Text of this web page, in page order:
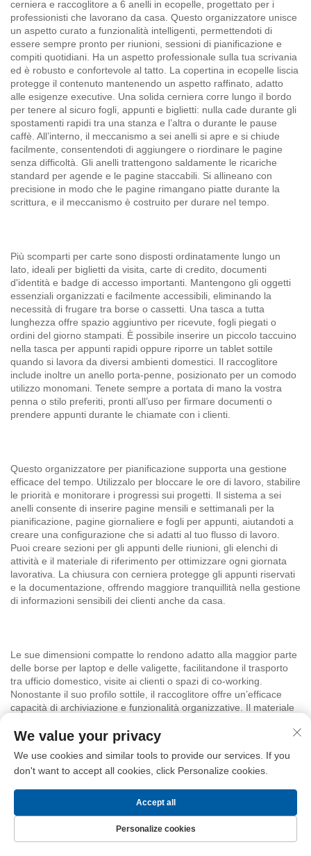
cerniera e raccoglitore a 6 anelli in ecopelle, progettato per i
professionisti che lavorano da casa. Questo organizzatore unisce
un aspetto curato a funzionalità intelligenti, permettendoti di
essere sempre pronto per riunioni, sessioni di pianificazione e
compiti quotidiani. Ha un aspetto professionale sulla tua scrivania
ed è robusto e confortevole al tatto. La copertina in ecopelle liscia
protegge il contenuto mantenendo un aspetto raffinato, adatto
alle esigenze executive. Una solida cerniera corre lungo il bordo
per tenere al sicuro fogli, appunti e biglietti: nulla cade durante gli
spostamenti rapidi tra una stanza e l’altra o durante le pause
caffè. All’interno, il meccanismo a sei anelli si apre e si chiude
facilmente, consentendoti di aggiungere o riordinare le pagine
senza difficoltà. Gli anelli trattengono saldamente le ricariche
standard per agende e le pagine staccabili. Si allineano con
precisione in modo che le pagine rimangano piatte durante la
scrittura, e il meccanismo è costruito per durare nel tempo.
Più scomparti per carte sono disposti ordinatamente lungo un
lato, ideali per biglietti da visita, carte di credito, documenti
d'identità e badge di accesso importanti. Mantengono gli oggetti
essenziali organizzati e facilmente accessibili, eliminando la
necessità di frugare tra borse o cassetti. Una tasca a tutta
lunghezza offre spazio aggiuntivo per ricevute, fogli piegati o
ordini del giorno stampati. È possibile inserire un piccolo taccuino
nella tasca per appunti rapidi oppure riporre un tablet sottile
quando si lavora da diversi ambienti domestici. Il raccoglitore
include inoltre un anello porta-penne, posizionato per un comodo
utilizzo monomani. Tenete sempre a portata di mano la vostra
penna o stilo preferiti, pronti all’uso per firmare documenti o
prendere appunti durante le chiamate con i clienti.
Questo organizzatore per pianificazione supporta una gestione
efficace del tempo. Utilizzalo per bloccare le ore di lavoro, stabilire
le priorità e monitorare i progressi sui progetti. Il sistema a sei
anelli consente di inserire pagine mensili e settimanali per la
pianificazione, pagine giornaliere e fogli per appunti, aiutandoti a
creare una configurazione che si adatti al tuo flusso di lavoro.
Puoi creare sezioni per gli appunti delle riunioni, gli elenchi di
attività e il materiale di riferimento per ottimizzare ogni giornata
lavorativa. La chiusura con cerniera protegge gli appunti riservati
e la documentazione, offrendo maggiore tranquillità nella gestione
di informazioni sensibili dei clienti anche da casa.
Le sue dimensioni compatte lo rendono adatto alla maggior parte
delle borse per laptop e delle valigette, facilitandone il trasporto
tra ufficio domestico, visite ai clienti o spazi di co-working.
Nonostante il suo profilo sottile, il raccoglitore offre un’efficace
capacità di archiviazione e funzionalità organizzative. Il materiale
panno umido; la manutenzione è semplice e priva di
complicazioni. Disponibile in tonalità neutre, il design si integra
armoniosamente con qualsiasi arredamento dell’ufficio domestico
e con l’abbigliamento professionale, senza attirare attenzioni
Il quaderno con cerniera Longgang Haha unisce forma e
We value your privacy
We use cookies and similar tools to provide our services. If you
don't want to accept all cookies, click Personalize cookies.
Personalize cookies
Accept all